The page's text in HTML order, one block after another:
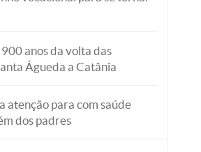
anos da volta das
Águeda a Catânia
atenção para com saúde
dos padres